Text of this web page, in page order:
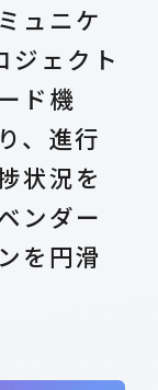
ュニケ
ジェクト
ド機
、進行
状況を
ンダー
を円滑